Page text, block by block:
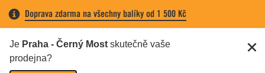
Doprava zdarma na všechny balíky od 1 500 Kč
Je Praha - Černý Most skutečně vaše
prodejna?